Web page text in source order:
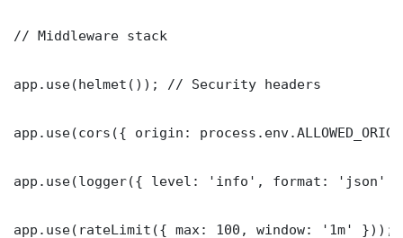
// Middleware stack
app.use(helmet()); // Security headers
app.use(cors({ origin:
app.use(logger({ level: 'info', format: 'json'
app.use(rateLimit({ max: 100, window: '1m' }));